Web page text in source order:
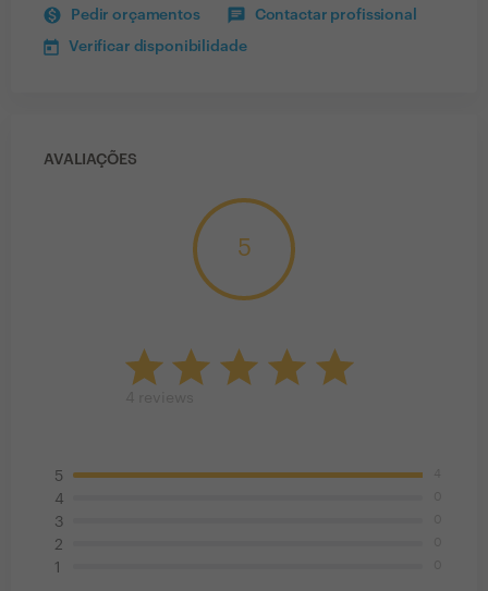
Pedir orçamentos Contactar profissional
Verificar disponibilidade
AVALIAÇÕES
5
5
4
3
2
1